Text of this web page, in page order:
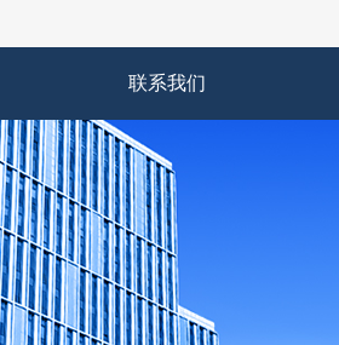
联系我们